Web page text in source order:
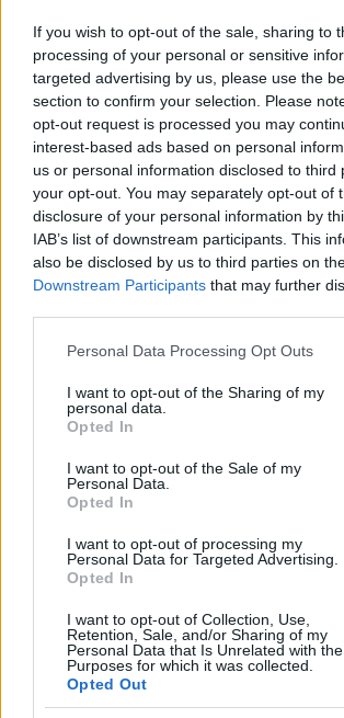
If you wish to opt-out of the sale, sharing to
processing of your personal or sensitive
targeted advertising by us, please use the
section to confirm your selection. Please
opt-out request is processed you may
interest-based ads based on personal
us or personal information disclosed to third
your opt-out. You may separately opt-out of
disclosure of your personal information by
IAB’s list of downstream participants. This
also be disclosed by us to third parties on
Downstream Participants that may further
Please note that this website/app uses one
not limited to your visit or usage behaviour.
grant or deny consent to Google and its
use your data for below specified purposes
consent section.
Personal Data Processing Opt Outs
I want to opt-out of the Sharing of my
personal data.
Opted In
I want to opt-out of the Sale of my
Personal Data.
Opted In
I want to opt-out of processing my
Personal Data for Targeted Advertising.
Opted In
I want to opt-out of Collection, Use,
Retention, Sale, and/or Sharing of my
Personal Data that Is Unrelated with the
Purposes for which it was collected.
Opted Out
*Δημοσιεύθηκε στη "ΜτΚ" στις 24
Κάνε κλικ και δες περισσότερο
αναζήτηση τηςGoogle
Πρόσθεσέ το στην
ΠΟΛΙΤΙΚΗ